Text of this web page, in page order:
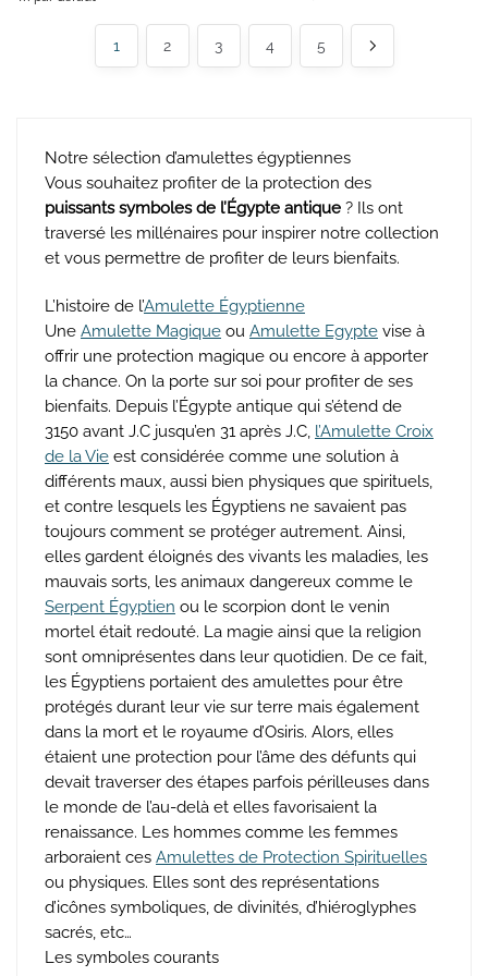
était :
32,90 €.
est :
19,90 €.
1
2 3 4 5
Notre sélection d’amulettes égyptiennes
Vous souhaitez profiter de la protection des
puissants symboles de l’Égypte antique ? Ils ont
traversé les millénaires pour inspirer notre collection
et vous permettre de profiter de leurs bienfaits.
L’histoire de l’Amulette Égyptienne
Une Amulette Magique ou Amulette Egypte vise à
offrir une protection magique ou encore à apporter
la chance. On la porte sur soi pour profiter de ses
bienfaits. Depuis l’Égypte antique qui s’étend de
3150 avant J.C jusqu’en 31 après J.C, l’Amulette Croix
de la Vie est considérée comme une solution à
différents maux, aussi bien physiques que spirituels,
et contre lesquels les Égyptiens ne savaient pas
toujours comment se protéger autrement. Ainsi,
elles gardent éloignés des vivants les maladies, les
mauvais sorts, les animaux dangereux comme le
Serpent Égyptien ou le scorpion dont le venin
mortel était redouté. La magie ainsi que la religion
sont omniprésentes dans leur quotidien. De ce fait,
les Égyptiens portaient des amulettes pour être
protégés durant leur vie sur terre mais également
dans la mort et le royaume d’Osiris. Alors, elles
étaient une protection pour l’âme des défunts qui
devait traverser des étapes parfois périlleuses dans
le monde de l’au-delà et elles favorisaient la
renaissance. Les hommes comme les femmes
arboraient ces Amulettes de Protection Spirituelles
ou physiques. Elles sont des représentations
d’icônes symboliques, de divinités, d’hiéroglyphes
sacrés, etc…
Les symboles courants